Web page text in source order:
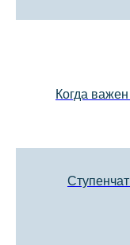
Когда
Я принимаю